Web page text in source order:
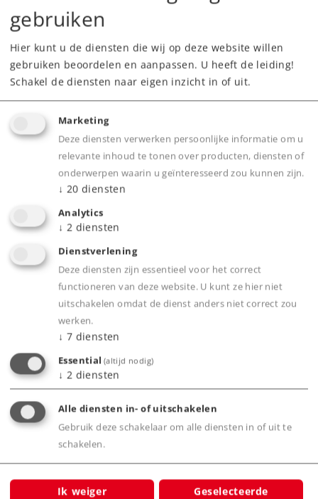
Onderdelen bestellen
Productinfo
Bijbehorende producten
up-
gebruiken
Hier kunt u de diensten die wij op deze website willen
gebruiken beoordelen en aanpassen. U heeft de leiding!
Schakel de diensten naar eigen inzicht in of uit.
Marketing
Deze diensten verwerken persoonlijke informatie om u
relevante inhoud te tonen over producten, diensten of
onderwerpen waarin u geïnteresseerd zou kunnen zijn.
↓ 20 diensten
Analytics
↓ 2 diensten
Dienstverlening
Deze diensten zijn essentieel voor het correct
functioneren van deze website. U kunt ze hier niet
uitschakelen omdat de dienst anders niet correct zou
werken.
↓ 7 diensten
Essential (altijd nodig)
↓ 2 diensten
Alle diensten in- of uitschakelen
Gebruik deze schakelaar om alle diensten in of uit te
schakelen.
Ik weiger Geselecteerde